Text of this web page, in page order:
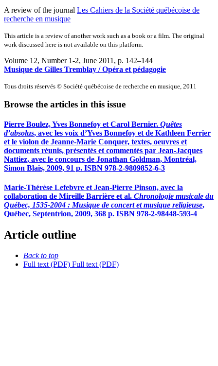
A review of the journal Les Cahiers de la Société québécoise de
recherche en musique
This article is a review of another work such as a book or a film. The original
work discussed here is not available on this platform.
Volume 12, Number 1-2, June 2011 , p. 142–144
Musique de Gilles Tremblay / Opéra et pédagogie
Tous droits réservés © Société québécoise de recherche en musique, 2011
Browse the articles in this issue
Pierre Boulez, Yves Bonnefoy et Carol Bernier. Quêtes
d’absolus, avec les voix d’Yves Bonnefoy et de Kathleen Ferrier
et le violon de Jeanne-Marie Conquer, textes, oeuvres et
documents réunis, présentés et commentés par Jean-Jacques
Nattiez, avec le concours de Jonathan Goldman, Montréal,
Simon Blais, 2009, 91 p. ISBN 978-2-9809852-6-3
Marie-Thérèse Lefebvre et Jean-Pierre Pinson, avec la
collaboration de Mireille Barrière et al. Chronologie musicale du
Québec, 1535-2004 : Musique de concert et musique religieuse,
Québec, Septentrion, 2009, 368 p. ISBN 978-2-98448-593-4
Article outline
Back to top
Full text (PDF) Full text (PDF)